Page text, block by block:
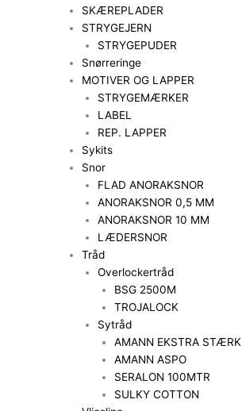
SKÆREPLADER
STRYGEJERN
STRYGEPUDER
Snørreringe
MOTIVER OG LAPPER
STRYGEMÆRKER
LABEL
REP. LAPPER
Sykits
Snor
FLAD ANORAKSNOR
ANORAKSNOR 0,5 MM
ANORAKSNOR 10 MM
LÆDERSNOR
Tråd
Overlockertråd
BSG 2500M
TROJALOCK
Sytråd
AMANN EKSTRA STÆRK
AMANN ASPO
SERALON 100MTR
SULKY COTTON